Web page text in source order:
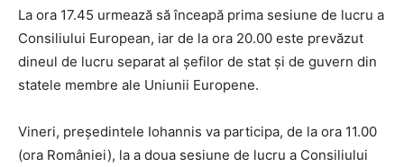
La ora 17.45 urmează să înceapă prima sesiune de lucru a
Consiliului European, iar de la ora 20.00 este prevăzut
dineul de lucru separat al șefilor de stat și de guvern din
statele membre ale Uniunii Europene.
Vineri, președintele Iohannis va participa, de la ora 11.00
(ora României), la a doua sesiune de lucru a Consiliului